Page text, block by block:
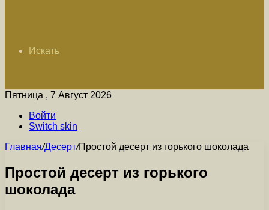
Искать
Пятница , 7 Август 2026
Войти
Switch skin
Главная/Десерт/Простой десерт из горького шоколада
Простой десерт из горького
шоколада